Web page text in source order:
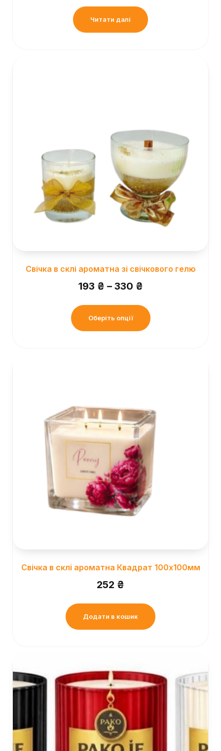
Читати далі
Свічка в склі ароматна зі свічкового гелю
193 ₴ – 330 ₴
Оберіть опції
Свічка в склі ароматна Квадрат 100х100мм
252 ₴
Додати в кошик